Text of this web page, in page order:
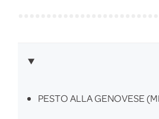
PESTO ALLA GENOVESE